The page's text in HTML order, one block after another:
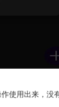
使用出来，没